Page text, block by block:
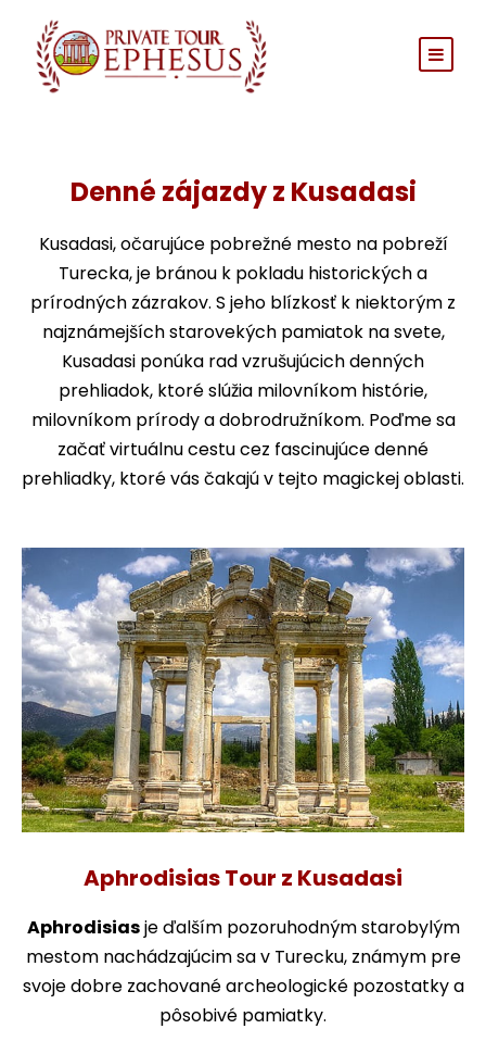
Denné zájazdy z Kusadasi
Kusadasi, očarujúce pobrežné mesto na pobreží
Turecka, je bránou k pokladu historických a
prírodných zázrakov. S jeho blízkosť k niektorým z
najznámejších starovekých pamiatok na svete,
Kusadasi ponúka rad vzrušujúcich denných
prehliadok, ktoré slúžia milovníkom histórie,
milovníkom prírody a dobrodružníkom. Poďme sa
začať virtuálnu cestu cez fascinujúce denné
prehliadky, ktoré vás čakajú v tejto magickej oblasti.
Aphrodisias Tour z Kusadasi
Aphrodisiasje ďalším pozoruhodným starobylým
mestom nachádzajúcim sa v Turecku, známym pre
svoje dobre zachované archeologické pozostatky a
pôsobivé pamiatky.